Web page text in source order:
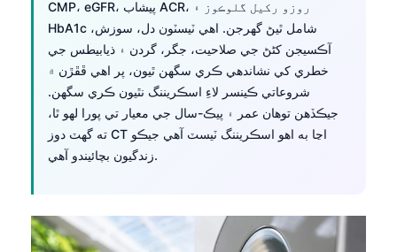
CMP، eGFR، پيشاب ACR، روزو رکيل گلوڪوز ۽
HbA1c شامل ٿيڻ گهرجن. اهي ٽيسٽون دل، سوزش،
آڪسيجن کڻڻ جي صلاحيت، جگر، گردن ۽ ذیابيطس جي
خطري کي نشاندهي ڪري سگهن ٿيون، پر اهي ڦڦڙن ۾
شروعاتي ڪينسر لاءِ اسڪريننگ نٿيون ڪري سگهن.
جيڪڏهن توهان عمر ۽ پيڪ-سال جي معيار تي پورا لهو ٿا،
ته گهٽ دوز CT اڃا به اهو اسڪريننگ ٽيسٽ آهي جيڪو
زندگيون بچائيندو آهي.